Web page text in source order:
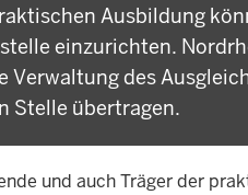
Ausbildung
einzurichten.
des
Stelle übertragen.
und auch Träger der